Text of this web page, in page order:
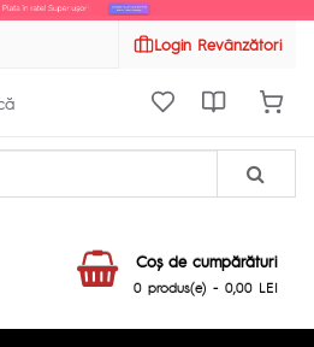
Login Revânzători
Coş de cumpărături
0 produs(e) - 0,00 LEI